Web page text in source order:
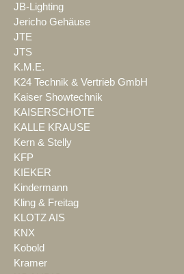
JB-Lighting
Jericho Gehäuse
JTE
JTS
K.M.E.
K24 Technik & Vertrieb GmbH
Kaiser Showtechnik
KAISERSCHOTE
KALLE KRAUSE
Kern & Stelly
KFP
KIEKER
Kindermann
Kling & Freitag
KLOTZ AIS
KNX
Kobold
Kramer